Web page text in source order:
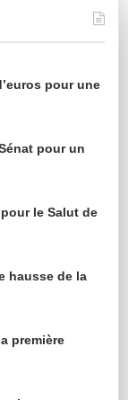
pour une
pour un
le Salut de
hausse de la
première